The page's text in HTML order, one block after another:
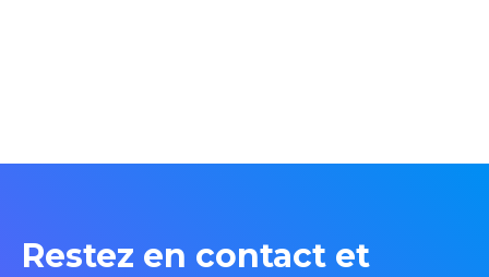
Restez en contact et